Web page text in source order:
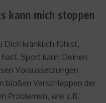
kann mich stoppen
Dich kränklich fühlst,
Sport kann Deinen
Voraussetzungen
bloßen Verschleppen der
Problemen, wie z.B.